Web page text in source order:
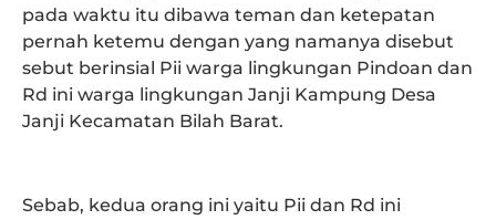
pada waktu itu dibawa teman dan ketepatan
pernah ketemu dengan yang namanya disebut
sebut berinsial Pii warga lingkungan Pindoan dan
Rd ini warga lingkungan Janji Kampung Desa
Janji Kecamatan Bilah Barat.
Sebab, kedua orang ini yaitu Pii dan Rd ini